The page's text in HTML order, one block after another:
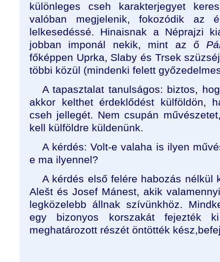
különleges cseh karakterjegyet
valóban megjelenik, fokozódik az
lelkesedéssé. Hinaisnak a Néprajzi
jobban imponál nekik, mint az ő
főképpen Uprka, Slaby és Trsek
többi közül (mindenki felett
A tapasztalat tanulságos: biztos,
akkor kelthet érdeklődést külföldön,
cseh jellegét. Nem csupán
kell külföldre küldenünk.
A kérdés: Volt-e valaha is ilyen
e ma ilyennel?
A kérdés első felére habozás nélkül
Alešt és Josef Mánest, akik
legközelebb állnak szívünkhöz.
egy bizonyos korszakát fejezték
meghatározott részét öntötték